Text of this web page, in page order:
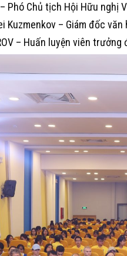
Phó Chủ tịch Hội Hữu nghị
Kuzmenkov – Giám đốc
– Huấn luyện viên